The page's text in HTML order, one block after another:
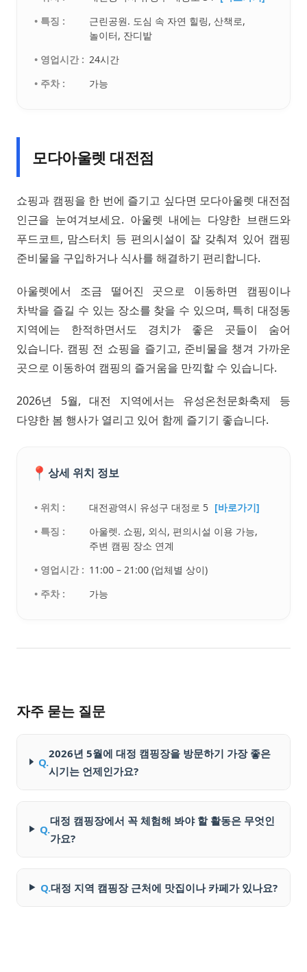
• 특징 :
근린공원. 도심 속 자연 힐링, 산책로,
놀이터, 잔디밭
• 영업시간 : 24시간
• 주차 :
가능
모다아울렛 대전점
쇼핑과 캠핑을 한 번에 즐기고 싶다면 모다아울렛 대전점
인근을 눈여겨보세요. 아울렛 내에는 다양한 브랜드와
푸드코트, 맘스터치 등 편의시설이 잘 갖춰져 있어 캠핑
준비물을 구입하거나 식사를 해결하기 편리합니다.
아울렛에서 조금 떨어진 곳으로 이동하면 캠핑이나
차박을 즐길 수 있는 장소를 찾을 수 있으며, 특히 대정동
지역에는 한적하면서도 경치가 좋은 곳들이 숨어
있습니다. 캠핑 전 쇼핑을 즐기고, 준비물을 챙겨 가까운
곳으로 이동하여 캠핑의 즐거움을 만끽할 수 있습니다.
2026년 5월, 대전 지역에서는 유성온천문화축제 등
다양한 봄 행사가 열리고 있어 함께 즐기기 좋습니다.
📍 상세 위치 정보
• 위치 : 대전광역시 유성구 대정로 5 [바로가기]
• 특징 :
아울렛. 쇼핑, 외식, 편의시설 이용 가능,
주변 캠핑 장소 연계
• 영업시간 : 11:00 – 21:00 (업체별 상이)
• 주차 :
가능
자주 묻는 질문
Q.
2026년 5월에 대정 캠핑장을 방문하기 가장 좋은
시기는 언제인가요?
Q.
대정 캠핑장에서 꼭 체험해 봐야 할 활동은 무엇인
가요?
Q.대정 지역 캠핑장 근처에 맛집이나 카페가 있나요?